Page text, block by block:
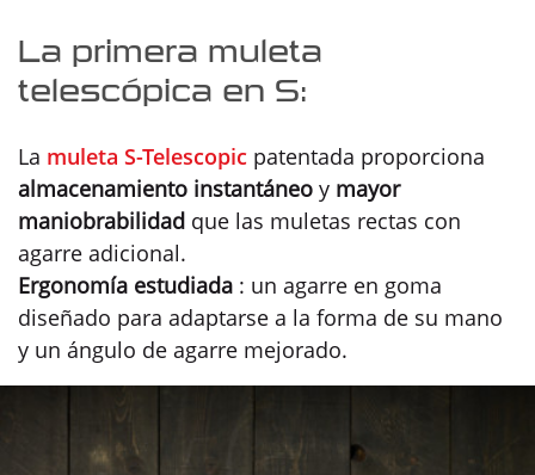
La primera muleta
telescópica en S:
La muleta S-Telescopic patentada proporciona
almacenamiento instantáneo y mayor
maniobrabilidad que las muletas rectas con
agarre adicional.
Ergonomía estudiada : un agarre en goma
diseñado para adaptarse a la forma de su mano
y un ángulo de agarre mejorado.